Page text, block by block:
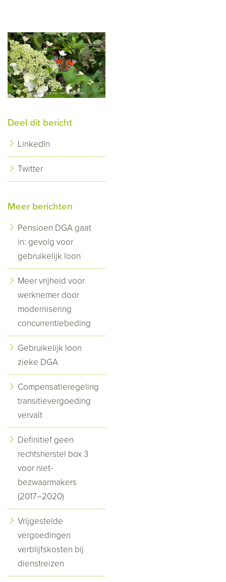
Deel dit bericht
LinkedIn
Twitter
Meer berichten
Pensioen DGA gaat
in: gevolg voor
gebruikelijk loon
Meer vrijheid voor
werknemer door
modernisering
concurrentiebeding
Gebruikelijk loon
zieke DGA
Compensatieregeling
transitievergoeding
vervalt
Definitief geen
rechtsherstel box 3
voor niet-
bezwaarmakers
(2017–2020)
Vrijgestelde
vergoedingen
verblijfskosten bij
dienstreizen